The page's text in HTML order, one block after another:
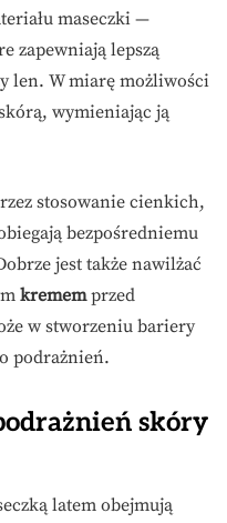
maseczki —
zapewniają lepszą
len. W miarę możliwości
wymieniając ją
stosowanie cienkich,
bezpośredniemu
jest także nawilżać
krememprzed
w stworzeniu bariery
podrażnień.
skóry
latem obejmują